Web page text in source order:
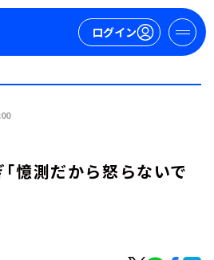
ログイン
憶測だから怒らないで